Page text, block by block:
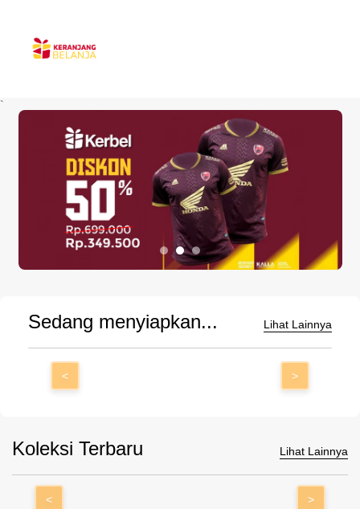
`
Sedang menyiapkan... Lihat Lainnya
< >
Koleksi Terbaru Lihat Lainnya
< >